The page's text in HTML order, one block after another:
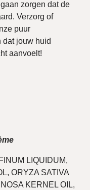
zorgen dat de
Verzorg of
puur
dat jouw huid
aanvoelt!
LIQUIDUM,
ORYZA SATIVA
KERNEL OIL,